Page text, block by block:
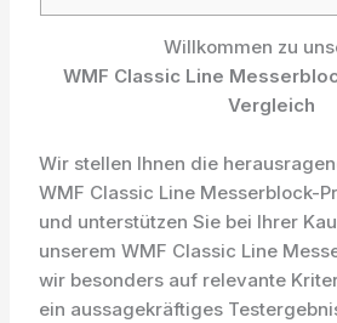
Willkommen zu
WMF Classic Line
Vergleich
Wir stellen Ihnen die
WMF Classic Line Messerblock-
und unterstützen Sie bei Ihrer
unserem WMF Classic Line
wir besonders auf relevante
ein aussagekräftiges